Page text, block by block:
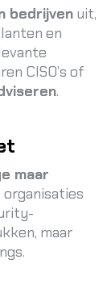
bedrijven uit,
en
CISO’s of
.
maar
maar